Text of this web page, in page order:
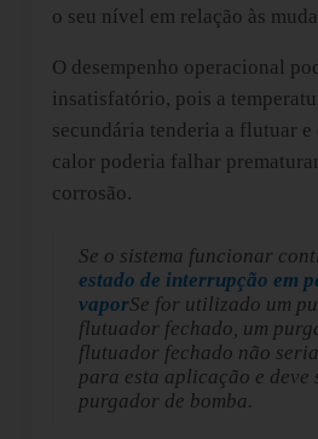
o seu nível em relação às
O desempenho operacional
insatisfatório, pois a
secundária tenderia a flutuar e
calor poderia falhar
corrosão.
Se o sistema funcionar
estado de interrupção em
vaporSe for utilizado um
flutuador fechado, um
flutuador fechado não
para esta aplicação e deve
purgador de bomba.